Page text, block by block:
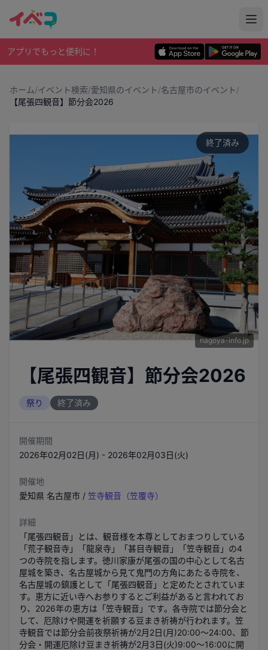
アプリでもっと便利に！
ホーム/イベント検索/愛知県のイベント/名古屋市のイベント/
【尾張四観音】節分会2026
nagoya-info.jp
終了済み
【尾張四観音】節分会2026
祭り 終了済み
開催期間
2026年02月02日(月) - 2026年02月03日(火)
開催地
愛知県 名古屋市 / 笠寺観音（笠覆寺）
詳細
「尾張四観音」とは、観音様を本尊としておまつりしている
「荒子観音寺」「龍泉寺」「甚目寺観音」「笠寺観音」の4
つの寺院を指します。徳川家康が尾張の国の中心として名古
屋城を築き、名古屋城から見て鬼門の方角にあたる寺院を、
名古屋城の鎮護として「尾張四観音」と定めたとされていま
す。恵方に近い寺へお参りするとご利益があると言われてお
り、2026年の恵方は「笠寺観音」です。各寺院では節分会と
して、厄除けや開運を祈願する豆まき祈祷が行われます。笠
寺観音では節分会前夜祭祈祷が2月2日(月)20:00～24:00、節
分会・開運厄除け豆まき祈祷が2月3日(火)9:00～16:00に開